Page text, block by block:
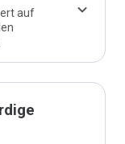
auf